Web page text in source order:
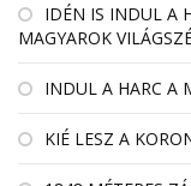
IDÉN IS INDUL A
MAGYAROK
INDUL A HARC A
KIÉ LESZ A